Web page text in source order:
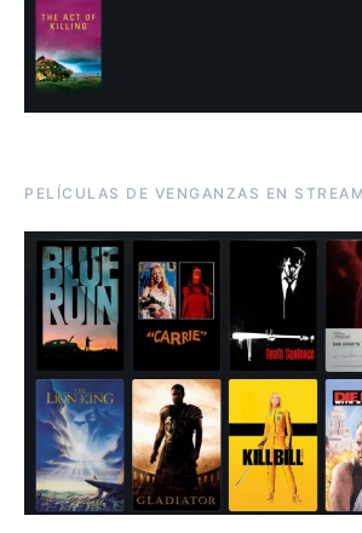
PELÍCULAS DE VENGANZAS EN